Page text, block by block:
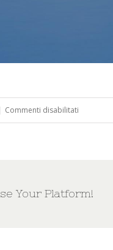
Commenti disabilitati
Your Platform!